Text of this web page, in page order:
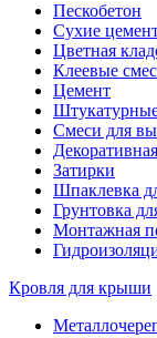
Пескобетон
Сухие
Цветная
Клеевые
Цемент
Смеси для
Затирки
Шпаклевка
Грунтовка
Монтажная
Кровля для крыши